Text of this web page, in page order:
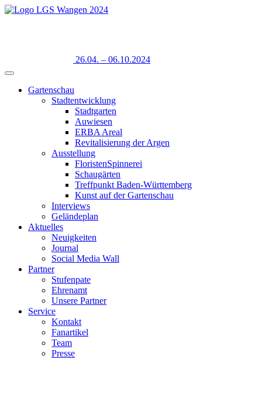
26.04. – 06.10.2024
Gartenschau
Stadtentwicklung
Stadtgarten
Auwiesen
ERBA Areal
Revitalisierung der Argen
Ausstellung
FloristenSpinnerei
Schaugärten
Treffpunkt Baden-Württemberg
Kunst auf der Gartenschau
Interviews
Geländeplan
Aktuelles
Neuigkeiten
Journal
Social Media Wall
Partner
Stufenpate
Ehrenamt
Unsere Partner
Service
Kontakt
Fanartikel
Team
Presse